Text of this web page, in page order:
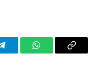
TelegramWhatsAppCopy